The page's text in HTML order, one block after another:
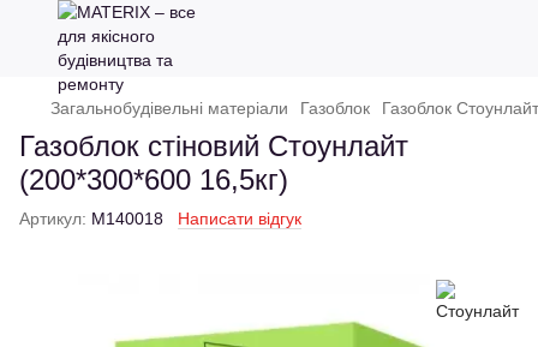
Загальнобудівельні матеріали Газоблок Газоблок Стоунлайт
Газоблок стіновий Стоунлайт
(200*300*600 16,5кг)
Артикул: M140018 Написати відгук